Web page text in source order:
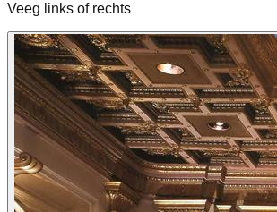
Veeg links of rechts